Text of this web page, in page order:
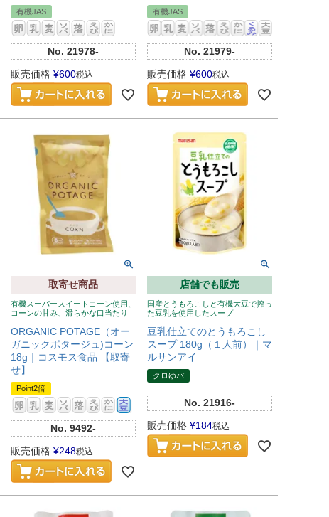
有機JAS
No. 21978-
販売価格 ¥600税込
有機JAS
No. 21979-
販売価格 ¥600税込
取寄せ商品
有機スーパースイートコーン使用、
コーンの甘み、滑らかな口当たり
ORGANIC POTAGE（オー
ガニックポタージュ)コーン
18g｜コスモス食品 【取寄
せ】
Point2倍
No. 9492-
販売価格 ¥248税込
店舗でも販売
国産とうもろこしと有機大豆で搾っ
た豆乳を使用したスープ
豆乳仕立てのとうもろこし
スープ 180g（１人前）｜マ
ルサンアイ
クロゆパ
No. 21916-
販売価格 ¥184税込